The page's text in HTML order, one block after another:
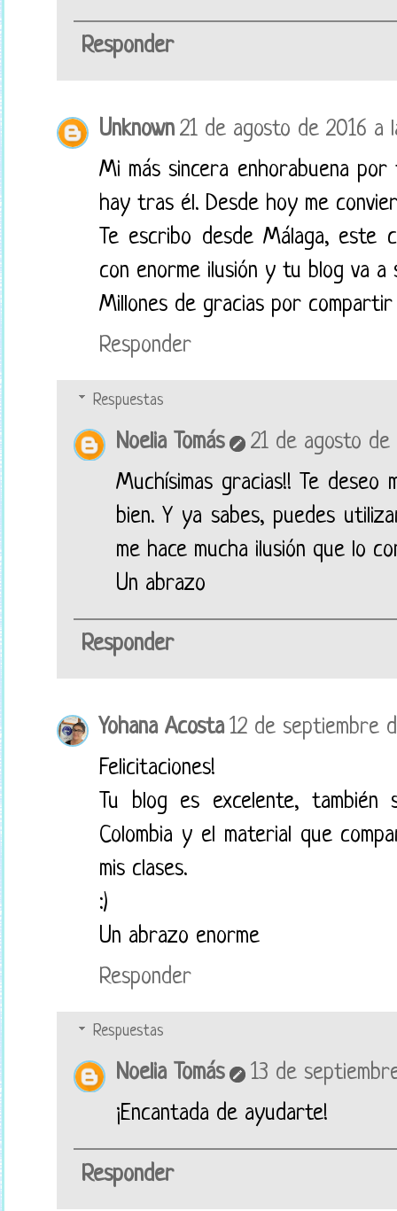
Responder
Unknown 21 de agosto de 2016 a
Mi más sincera enhorabuena
hay tras él. Desde hoy me
Te escribo desde Málaga, este
con enorme ilusión y tu blog va a
Millones de gracias por
Responder
Respuestas
Noelia Tomás
21 de agosto de
Muchísimas gracias!! Te
bien. Y ya sabes, puedes
me hace mucha ilusión que lo
Un abrazo
Responder
Yohana Acosta 12 de septiembre
Felicitaciones!
Tu blog es excelente,
Colombia y el material que
mis clases.
:)
Un abrazo enorme
Responder
Respuestas
Noelia Tomás
13 de
¡Encantada de ayudarte!
Responder